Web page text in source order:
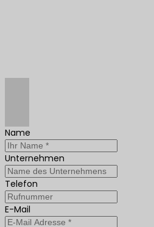
Name
Unternehmen
Telefon
E-Mail